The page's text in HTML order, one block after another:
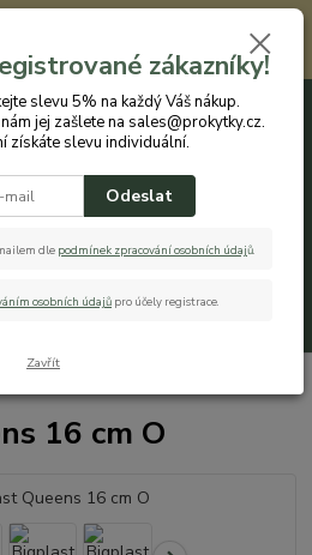
slevu 5% na každý nákup. Máte-li
na sales@prokytky.cz. Po jeho ověření
Přejít na registraci →
CZK 0ks
16 cm O
zákazníky!
slevu 5% na každý Váš nákup.
jej zašlete na sales@prokytky.cz.
získáte slevu individuální.
Odeslat
dle podmínek zpracování osobních údajů.
osobních údajů pro účely registrace.
Zavřít